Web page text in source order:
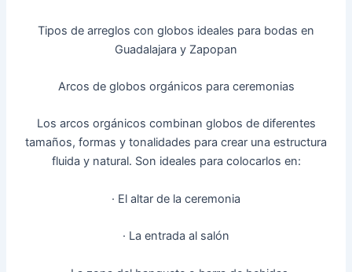
Tipos de arreglos con globos ideales para bodas en
Guadalajara y Zapopan
Arcos de globos orgánicos para ceremonias
Los arcos orgánicos combinan globos de diferentes
tamaños, formas y tonalidades para crear una estructura
fluida y natural. Son ideales para colocarlos en:
· El altar de la ceremonia
· La entrada al salón